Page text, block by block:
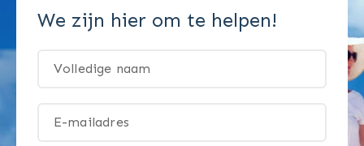
We zijn hier om te helpen!